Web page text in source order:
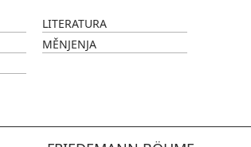
LITERATURA
MĚNJENJA